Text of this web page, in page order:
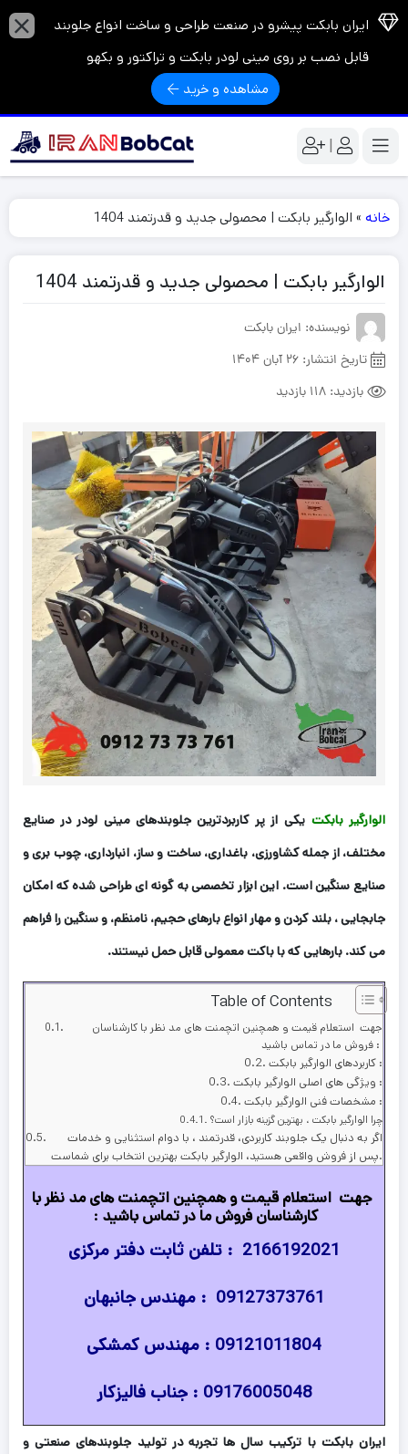
ایران بابکت پیشرو در صنعت طراحی و ساخت انواع جلوبند
قابل نصب بر روی مینی لودر بابکت و تراکتور و بکهو
مشاهده و خرید
|
خانه » الوارگیر بابکت | محصولی جدید و قدرتمند 1404
الوارگیر بابکت | محصولی جدید و قدرتمند 1404
نویسنده: ایران بابکت
تاریخ انتشار: 26 آبان 1404
بازدید: 118 بازدید
الوارگیر بابکت یکی از پر کاربردترین جلوبندهای مینی لودر در صنایع
مختلف، از جمله کشاورزی، باغداری، ساخت و ساز، انبارداری، چوب بری و
صنایع سنگین است. این ابزار تخصصی به گونه ای طراحی شده که امکان
جابجایی ، بلند کردن و مهار انواع بارهای حجیم، نامنظم، و سنگین را فراهم
می کند. بارهایی که با باکت معمولی قابل حمل نیستند.
Table of Contents
فروش ما در تماس باشید :
کاربردهای الوارگیر بابکت :
ویژگی های اصلی الوارگیر بابکت :
مشخصات فنی الوارگیر بابکت :
چرا الوارگیر بابکت ، بهترین گزینه بازار است؟
اگر به دنبال یک جلوبند کاربردی، قدرتمند ، با دوام استثنایی و خدمات
پس از فروش واقعی هستید، الوارگیر بابکت بهترین انتخاب برای شماست.
جهت استعلام قیمت و همچنین اتچمنت های مد نظر با
کارشناسان فروش ما در تماس باشید :
2166192021 : تلفن ثابت دفتر مرکزی
09127373761 : مهندس جانبهان
09121011804 : مهندس کمشکی
09176005048 : جناب فالیزکار
ایران بابکت با ترکیب سال ها تجربه در تولید جلوبندهای صنعتی و